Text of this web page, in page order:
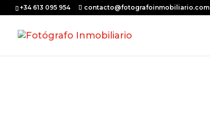
+34 613 095 954 contacto@fotografoinmobiliario.com